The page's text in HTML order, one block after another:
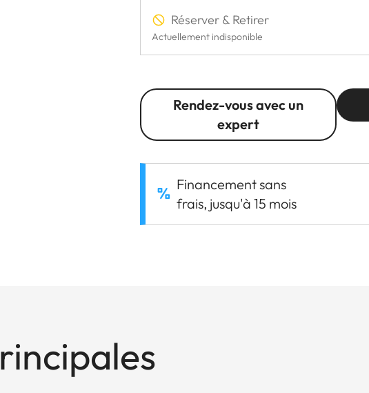
Réserver & Retirer
Actuellement indisponible
Rendez-vous avec un
expert
Financement sans
frais, jusqu'à 15 mois